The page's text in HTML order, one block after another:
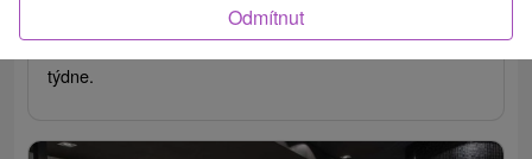
Přijďte si užít chvíle pohody a relaxace s neomezeným
vstupem do moderního wellness i během pracovního
týdne.
Odmítnut